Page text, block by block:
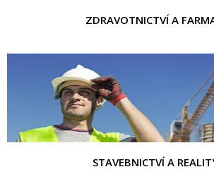
ZDRAVOTNICTVÍ A
STAVEBNICTVÍ A